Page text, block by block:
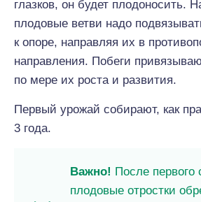
глазков, он будет плодоносить.
плодовые ветви надо
к опоре, направляя их в
направления. Побеги
по мере их роста и развития.
Первый урожай собирают, как
3 года.
Важно! После первого
плодовые отростки